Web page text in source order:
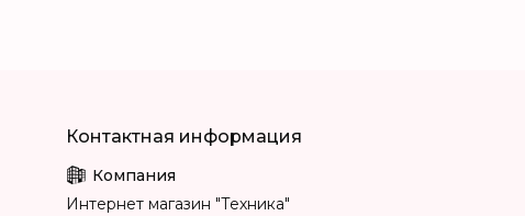
Интернет магазин "Техника"